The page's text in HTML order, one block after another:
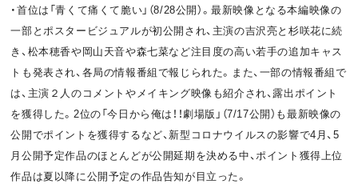
・首位は「青くて痛くて脆い」（8/28公開）。最新映像となる本編映像の
一部とポスタービジュアルが初公開され、主演の吉沢亮と杉咲花に続
き、松本穂香や岡山天音や森七菜など注目度の高い若手の追加キャス
トも発表され、各局の情報番組で報じられた。また、一部の情報番組で
は、主演２人のコメントやメイキング映像も紹介され、露出ポイント
を獲得した。2位の「今日から俺は！！劇場版」（7/17公開）も最新映像の
公開でポイントを獲得するなど、新型コロナウイルスの影響で4月、5
月公開予定作品のほとんどが公開延期を決める中、ポイント獲得上位
作品は夏以降に公開予定の作品告知が目立った。